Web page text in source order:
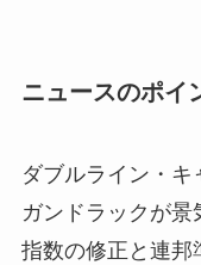
ニュースのポイ
ダブルライン・キ
ガンドラックが
指数の修正と連邦